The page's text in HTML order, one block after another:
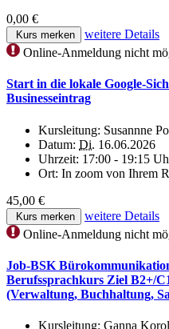
0,00 €
Kurs merken
weitere Details
Online-Anmeldung nicht
Start in die lokale Google-
Businesseintrag
Kursleitung: Susannne
Datum: Di. 16.06.2026
Uhrzeit: 17:00 - 19:15
Ort: In zoom von Ihrem
45,00 €
Kurs merken
weitere Details
Online-Anmeldung nicht
Job-BSK
Berufssprachkurs Ziel B2+/
(Verwaltung, Buchhaltung,
Kursleitung: Ganna Korol